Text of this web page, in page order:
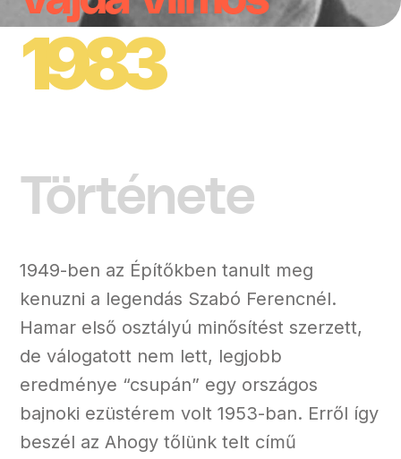
1983
Története
1949-ben az Építőkben tanult meg
kenuzni a legendás Szabó Ferencnél.
Hamar első osztályú minősítést szerzett,
de válogatott nem lett, legjobb
eredménye “csupán” egy országos
bajnoki ezüstérem volt 1953-ban. Erről így
beszél az Ahogy tőlünk telt című